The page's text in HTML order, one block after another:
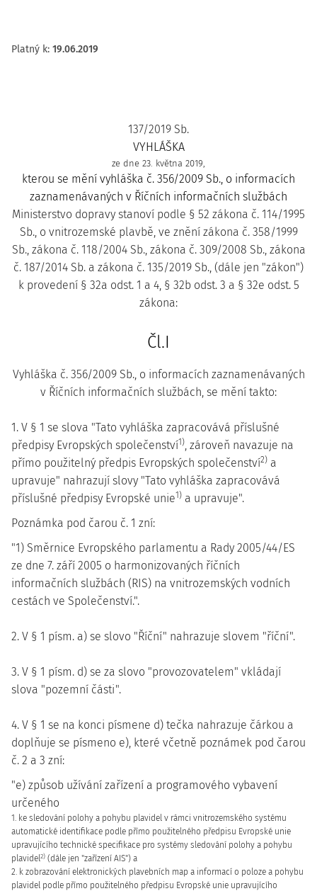
Platný k: 19.06.2019
137/2019 Sb.
VYHLÁŠKA
ze dne 23. května 2019,
kterou se mění vyhláška č. 356/2009 Sb., o informacích
zaznamenávaných v Říčních informačních službách
Ministerstvo dopravy stanoví podle § 52 zákona č. 114/1995
Sb., o vnitrozemské plavbě, ve znění zákona č. 358/1999
Sb., zákona č. 118/2004 Sb., zákona č. 309/2008 Sb., zákona
č. 187/2014 Sb. a zákona č. 135/2019 Sb., (dále jen "zákon")
k provedení § 32a odst. 1 a 4, § 32b odst. 3 a § 32e odst. 5
zákona:
Čl.I
Vyhláška č. 356/2009 Sb., o informacích zaznamenávaných
v Říčních informačních službách, se mění takto:
1. V § 1 se slova "Tato vyhláška zapracovává příslušné
předpisy Evropských společenství1), zároveň navazuje na
přímo použitelný předpis Evropských společenství2) a
upravuje" nahrazují slovy "Tato vyhláška zapracovává
příslušné předpisy Evropské unie1) a upravuje".
Poznámka pod čarou č. 1 zní:
"1) Směrnice Evropského parlamentu a Rady 2005/44/ES
ze dne 7. září 2005 o harmonizovaných říčních
informačních službách (RIS) na vnitrozemských vodních
cestách ve Společenství.".
2. V § 1 písm. a) se slovo "Říční" nahrazuje slovem "říční".
3. V § 1 písm. d) se za slovo "provozovatelem" vkládají
slova "pozemní části".
4. V § 1 se na konci písmene d) tečka nahrazuje čárkou a
doplňuje se písmeno e), které včetně poznámek pod čarou
č. 2 a 3 zní:
"e) způsob užívání zařízení a programového vybavení
určeného
1. ke sledování polohy a pohybu plavidel v rámci vnitrozemského systému
automatické identifikace podle přímo použitelného předpisu Evropské unie
upravujícího technické specifikace pro systémy sledování polohy a pohybu
plavidel2) (dále jen "zařízení AIS") a
2. k zobrazování elektronických plavebních map a informací o poloze a pohybu
plavidel podle přímo použitelného předpisu Evropské unie upravujícího